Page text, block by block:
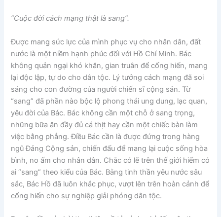
“Cuộc đời cách mạng thật là sang”.
Được mang sức lực của mình phục vụ cho nhân dân, đất
nước là một niềm hạnh phúc đối với Hồ Chí Minh. Bác
không quản ngại khó khăn, gian truân để cống hiến, mang
lại độc lập, tự do cho dân tộc. Lý tưởng cách mạng đã soi
sáng cho con đường của người chiến sĩ cộng sản. Từ
“sang” đã phần nào bộc lộ phong thái ung dung, lạc quan,
yêu đời của Bác. Bác không cần một chỗ ở sang trọng,
những bữa ăn đầy đủ cá thịt hay cần một chiếc bàn làm
việc bằng phẳng. Điều Bác cần là được đứng trong hàng
ngũ Đảng Cộng sản, chiến đấu để mang lại cuộc sống hòa
bình, no ấm cho nhân dân. Chắc có lẽ trên thế giới hiếm có
ai “sang” theo kiểu của Bác. Bằng tinh thần yêu nước sâu
sắc, Bác Hồ đã luôn khắc phục, vượt lên trên hoàn cảnh để
cống hiến cho sự nghiệp giải phóng dân tộc.